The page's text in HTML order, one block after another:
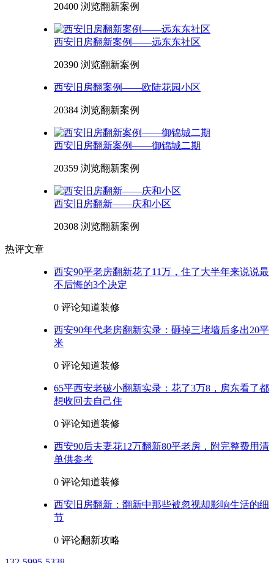
20400 浏览翻新案例
西安旧房翻新案例——远东东社区
20390 浏览翻新案例
西安旧房翻案例——欧陆花园小区
20384 浏览翻新案例
西安旧房翻新案例——御锦城二期
20359 浏览翻新案例
西安旧房翻新——庆和小区
20308 浏览翻新案例
热评文章
西安90平老房翻新花了11万，住了大半年来说说最
不后悔的3个决定
0 评论知道装修
西安90年代老房翻新实录：砸掉三堵墙后多出20平
米
0 评论知道装修
65平西安老破小翻新实录：花了3万8，房东看了都
想收回去自己住
0 评论知道装修
西安90后夫妻花12万翻新80平老房，附完整费用清
单供参考
0 评论知道装修
西安旧房翻新：翻新中那些被忽视却影响生活的细
节
0 评论翻新攻略